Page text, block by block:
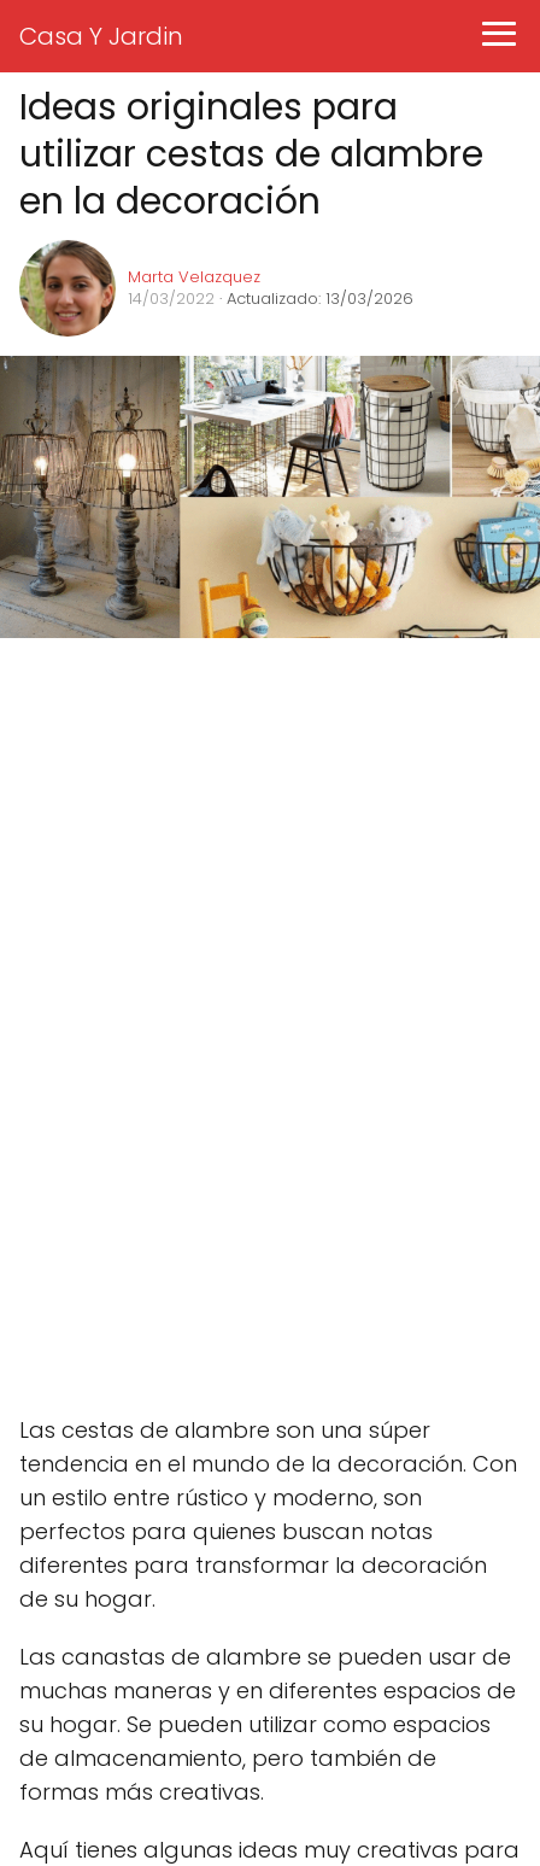
Casa Y Jardin
Ideas originales para
utilizar cestas de alambre
en la decoración
Marta Velazquez
14/03/2022 · Actualizado: 13/03/2026
Las cestas de alambre son una súper
tendencia en el mundo de la decoración. Con
un estilo entre rústico y moderno, son
perfectos para quienes buscan notas
diferentes para transformar la decoración
de su hogar.
Las canastas de alambre se pueden usar de
muchas maneras y en diferentes espacios de
su hogar. Se pueden utilizar como espacios
de almacenamiento, pero también de
formas más creativas.
Aquí tienes algunas ideas muy creativas para